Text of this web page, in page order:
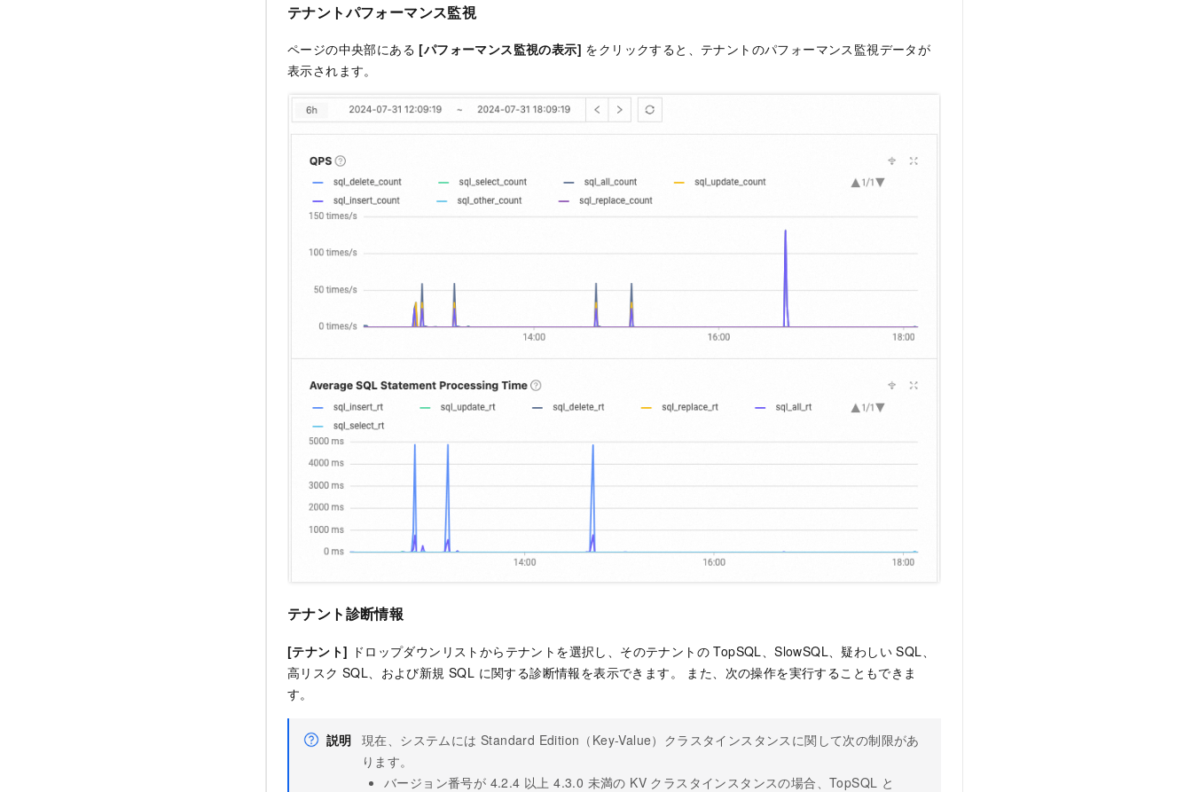
テナントパフォーマンス監視
ページの中央部にある [パフォーマンス監視の表示] をクリックすると、テナントのパフォーマンス監視データが
表示されます。
テナント診断情報
[テナント] ドロップダウンリストからテナントを選択し、そのテナントの TopSQL、SlowSQL、疑わしい SQL、
高リスク SQL、および新規 SQL に関する診断情報を表示できます。 また、次の操作を実行することもできま
す。
説明 現在、システムには Standard Edition（Key-Value）クラスタインスタンスに関して次の制限があ
ります。
バージョン番号が 4.2.4 以上 4.3.0 未満の KV クラスタインスタンスの場合、TopSQL と